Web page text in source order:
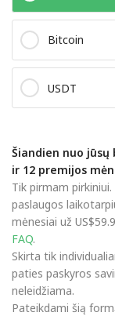
Bitcoin
USDT
Šiandien nuo jūsų
ir 12 premijos
Tik pirmam
paslaugos
mėnesiai už
FAQ.
Skirta tik
paties paskyros
neleidžiama.
Pateikdami šią